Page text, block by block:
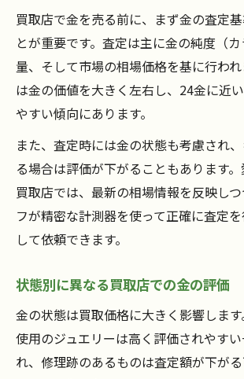
買取店で金を売る前に、まず金の査定
とが重要です。査定は主に金の純度（
量、そして市場の相場価格を基に行わ
は金の価値を大きく左右し、24金に近
やすい傾向にあります。
また、査定時には金の状態も考慮され
る場合は評価が下がることもあります
買取店では、最新の相場情報を反映し
フが精密な計測器を使って正確に査定
して依頼できます。
状態別に異なる買取店での金の評価
金の状態は買取価格に大きく影響しま
使用のジュエリーは高く評価されやす
れ、修理跡のあるものは査定額が下が